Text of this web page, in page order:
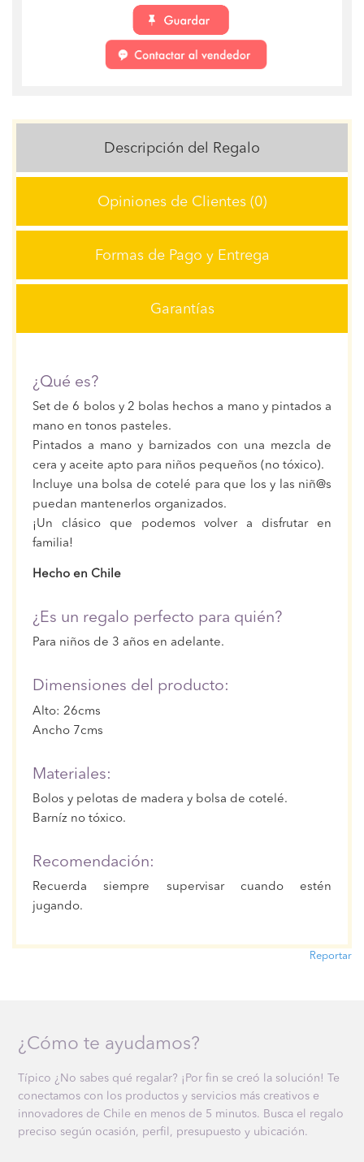
Descripción del Regalo
Opiniones de Clientes (0)
Formas de Pago y Entrega
Garantías
¿Qué es?
Set de 6 bolos y 2 bolas hechos a mano y pintados a
mano en tonos pasteles.
Pintados a mano y barnizados con una mezcla de
cera y aceite apto para niños pequeños (no tóxico).
Incluye una bolsa de cotelé para que los y las niñ@s
puedan mantenerlos organizados.
¡Un clásico que podemos volver a disfrutar en
familia!
Hecho en Chile
¿Es un regalo perfecto para quién?
Para niños de 3 años en adelante.
Dimensiones del producto:
Alto: 26cms
Ancho 7cms
Materiales:
Bolos y pelotas de madera y bolsa de cotelé.
Barníz no tóxico.
Recomendación:
Recuerda siempre supervisar cuando estén
jugando.
Reportar
¿Cómo te ayudamos?
Típico ¿No sabes qué regalar? ¡Por fin se creó la solución! Te
conectamos con los productos y servicios más creativos e
innovadores de Chile en menos de 5 minutos. Busca el regalo
preciso según ocasión, perfil, presupuesto y ubicación.